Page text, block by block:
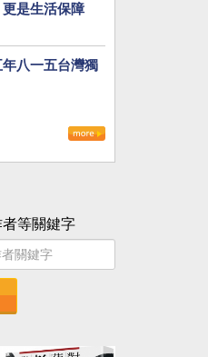
是生活保障
八一五台灣獨
等關鍵字